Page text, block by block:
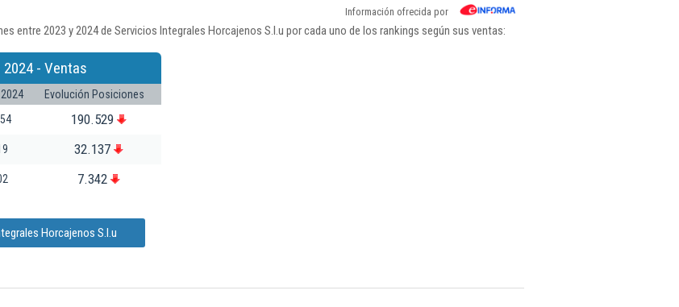
Información ofrecida por
entre 2023 y 2024 de Servicios Integrales Horcajenos S.l.u por cada uno de los rankings según sus ventas:
- Ventas
Evolución Posiciones
190.529
32.137
7.342
Horcajenos S.l.u